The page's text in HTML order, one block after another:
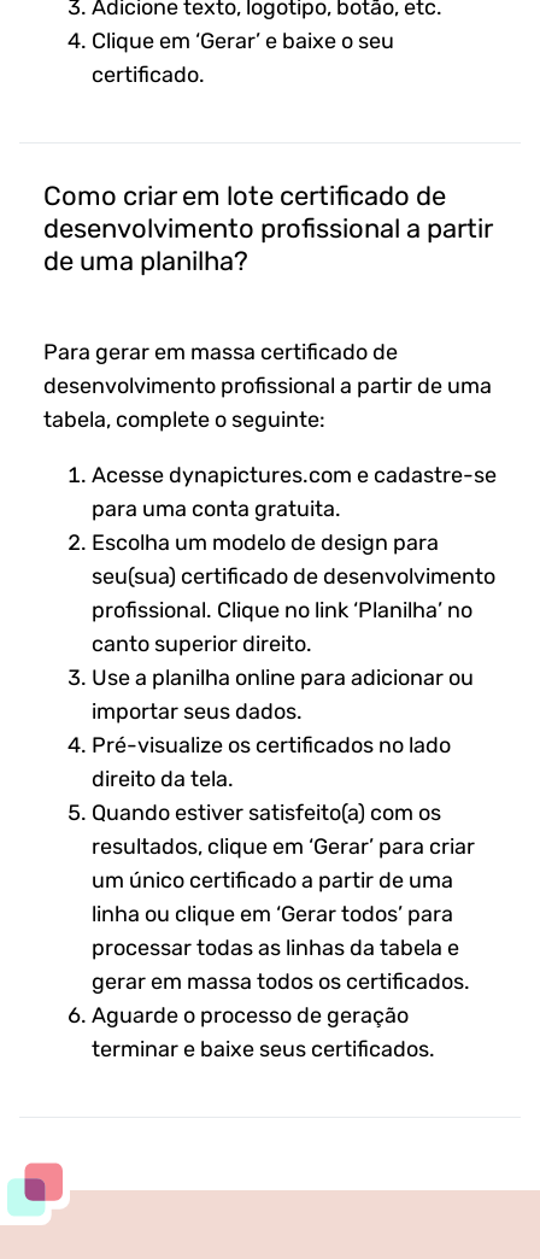
Adicione texto, logotipo, botão, etc.
Clique em ‘Gerar’ e baixe o seu
certificado.
Como criar em lote certificado de
desenvolvimento profissional a partir
de uma planilha?
Para gerar em massa certificado de
desenvolvimento profissional a partir de uma
tabela, complete o seguinte:
Acesse dynapictures.com e cadastre-se
para uma conta gratuita.
Escolha um modelo de design para
seu(sua) certificado de desenvolvimento
profissional. Clique no link ‘Planilha’ no
canto superior direito.
Use a planilha online para adicionar ou
importar seus dados.
Pré-visualize os certificados no lado
direito da tela.
Quando estiver satisfeito(a) com os
resultados, clique em ‘Gerar’ para criar
um único certificado a partir de uma
linha ou clique em ‘Gerar todos’ para
processar todas as linhas da tabela e
gerar em massa todos os certificados.
Aguarde o processo de geração
terminar e baixe seus certificados.